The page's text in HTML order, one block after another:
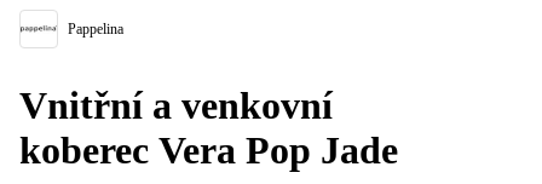
Pappelina
Vnitřní a venkovní
koberec Vera Pop Jade